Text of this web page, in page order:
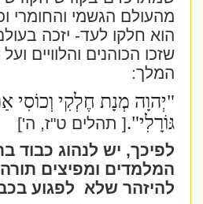
מהעולם הגשמי והחומרי
הוא חלקו לעד- יזכה בעולם
שזכו הכוהנים והלוויים ועל
המלך:
"יְהוָה מְנָת חֶלְקִי וְכוֹסִי
גּוֹרָלִי."[ תהלים ט"ז, ה']
לפיכך, יש לנהוג כבוד
המלמדים ומפיצים תורה
להיזהר שלא לפגוע